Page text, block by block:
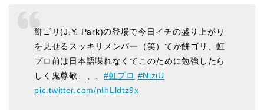
餅ゴリ(J.Y. Park)の登場で今日イチの盛り上がり
を見せるスッキリメンバー（笑）てか餅ゴリ、虹
プロ前は日本語喋れなくてこのために勉強したら
しく鬼尊敬、、、 #虹プロ #NiziU
pic.twitter.com/nIhLldtz9x